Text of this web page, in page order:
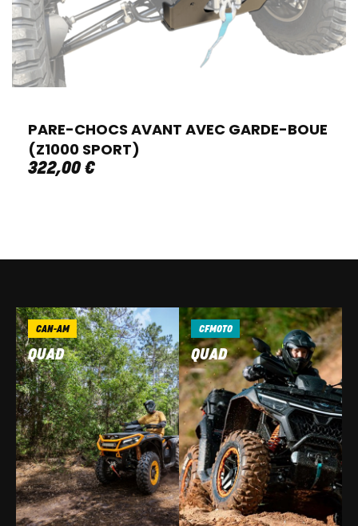
PARE-CHOCS AVANT AVEC GARDE-BOUE
(Z1000 SPORT)
322,00€
CAN-AM
QUAD
CFMOTO
QUAD